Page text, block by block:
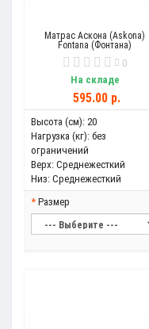
Матрас Аскона (Askona)
Fontana (Фонтана)
0
На складе
595.00 р.
Высота (см): 20
Нагрузка (кг): без
ограничений
Верх: Среднежесткий
Низ: Среднежесткий
Размер